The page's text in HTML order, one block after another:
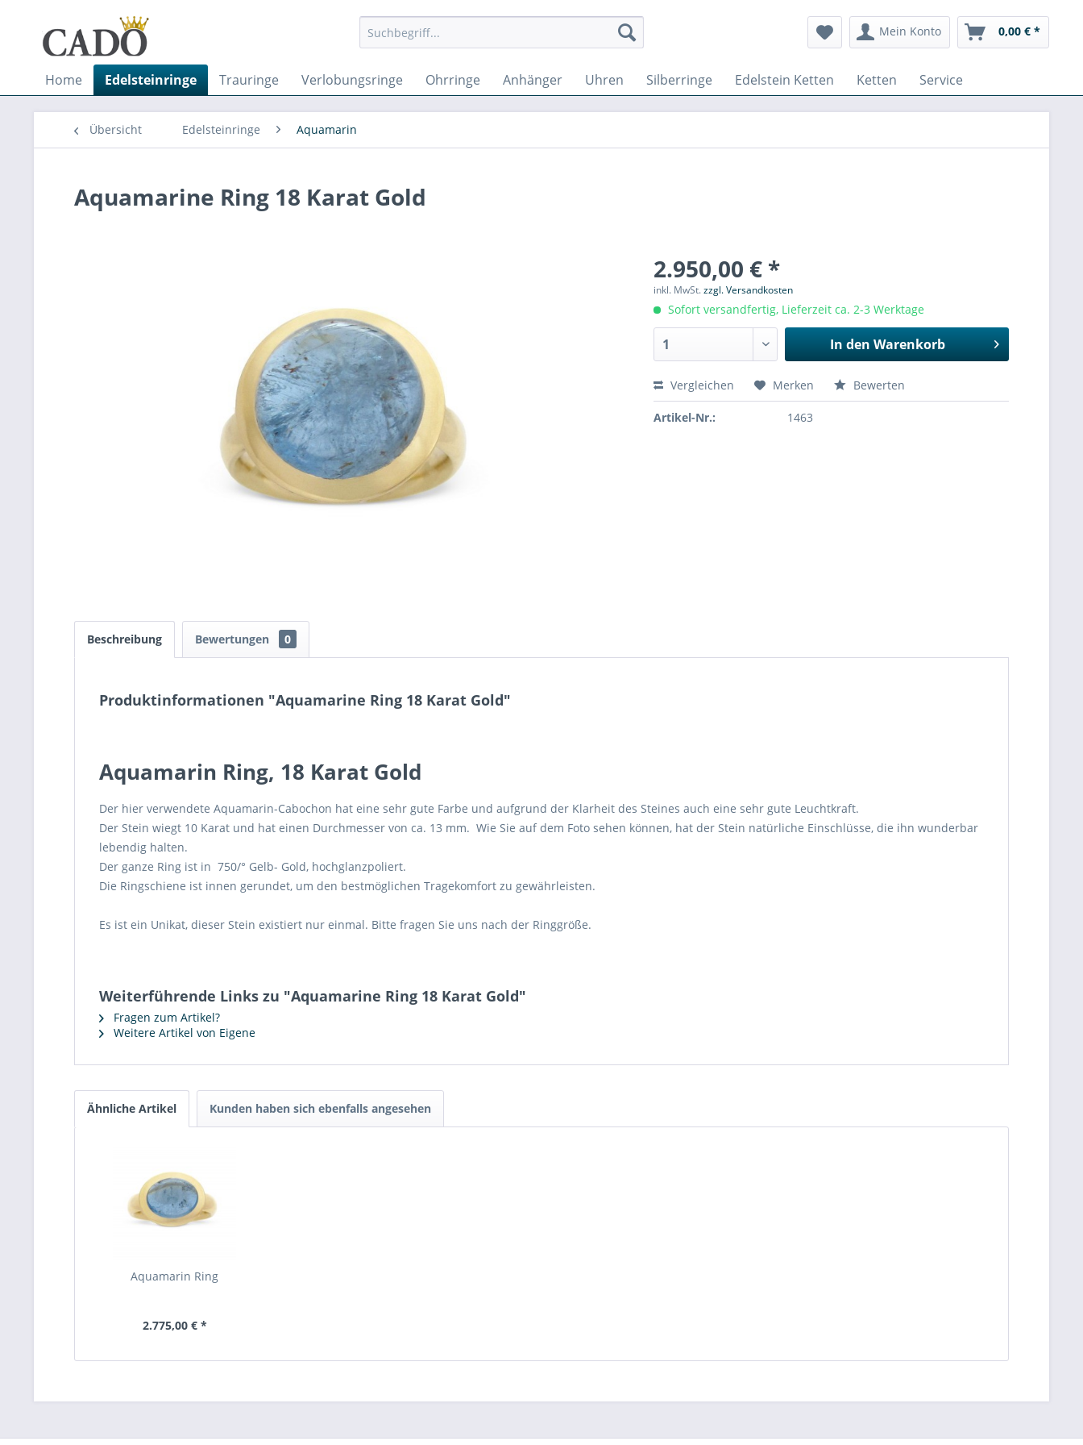
Mein Konto 0,00 € *
Home Edelsteinringe Trauringe Verlobungsringe Ohrringe Anhänger Uhren Silberringe Edelstein Ketten Ketten Service
Übersicht Edelsteinringe Aquamarin
Aquamarine Ring 18 Karat Gold
2.950,00 € *
inkl. MwSt.zzgl. Versandkosten
Sofort versandfertig, Lieferzeit ca. 2-3 Werktage
In den Warenkorb
Vergleichen Merken Bewerten
Artikel-Nr.: 1463
Beschreibung Bewertungen 0
Produktinformationen "Aquamarine Ring 18 Karat Gold"
Aquamarin Ring, 18 Karat Gold
Der hier verwendete Aquamarin-Cabochon hat eine sehr gute Farbe und aufgrund der Klarheit des Steines auch eine sehr gute Leuchtkraft.
Der Stein wiegt 10 Karat und hat einen Durchmesser von ca. 13 mm. Wie Sie auf dem Foto sehen können, hat der Stein natürliche Einschlüsse, die ihn wunderbar
lebendig halten.
Der ganze Ring ist in 750/° Gelb- Gold, hochglanzpoliert.
Die Ringschiene ist innen gerundet, um den bestmöglichen Tragekomfort zu gewährleisten.
Es ist ein Unikat, dieser Stein existiert nur einmal. Bitte fragen Sie uns nach der Ringgröße.
Weiterführende Links zu "Aquamarine Ring 18 Karat Gold"
Fragen zum Artikel?
Weitere Artikel von Eigene
Ähnliche Artikel Kunden haben sich ebenfalls angesehen
Aquamarin Ring
2.775,00 € *